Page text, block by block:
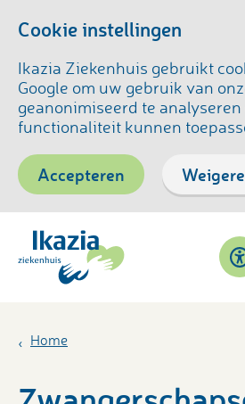
Cookie instellingen
Ikazia Ziekenhuis gebruikt
Google om uw gebruik van
geanonimiseerd te
functionaliteit kunnen
Accepteren
Home